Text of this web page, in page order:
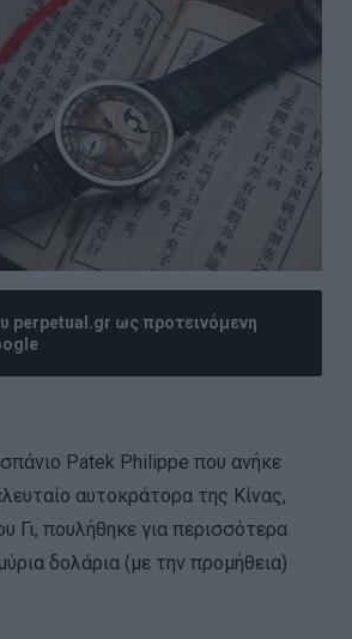
perpetual.gr ως προτεινόμενη
Patek Philippe που ανήκε
αυτοκράτορα της Κίνας,
Γι, πουλήθηκε για περισσότερα
δολάρια (με την προμήθεια)